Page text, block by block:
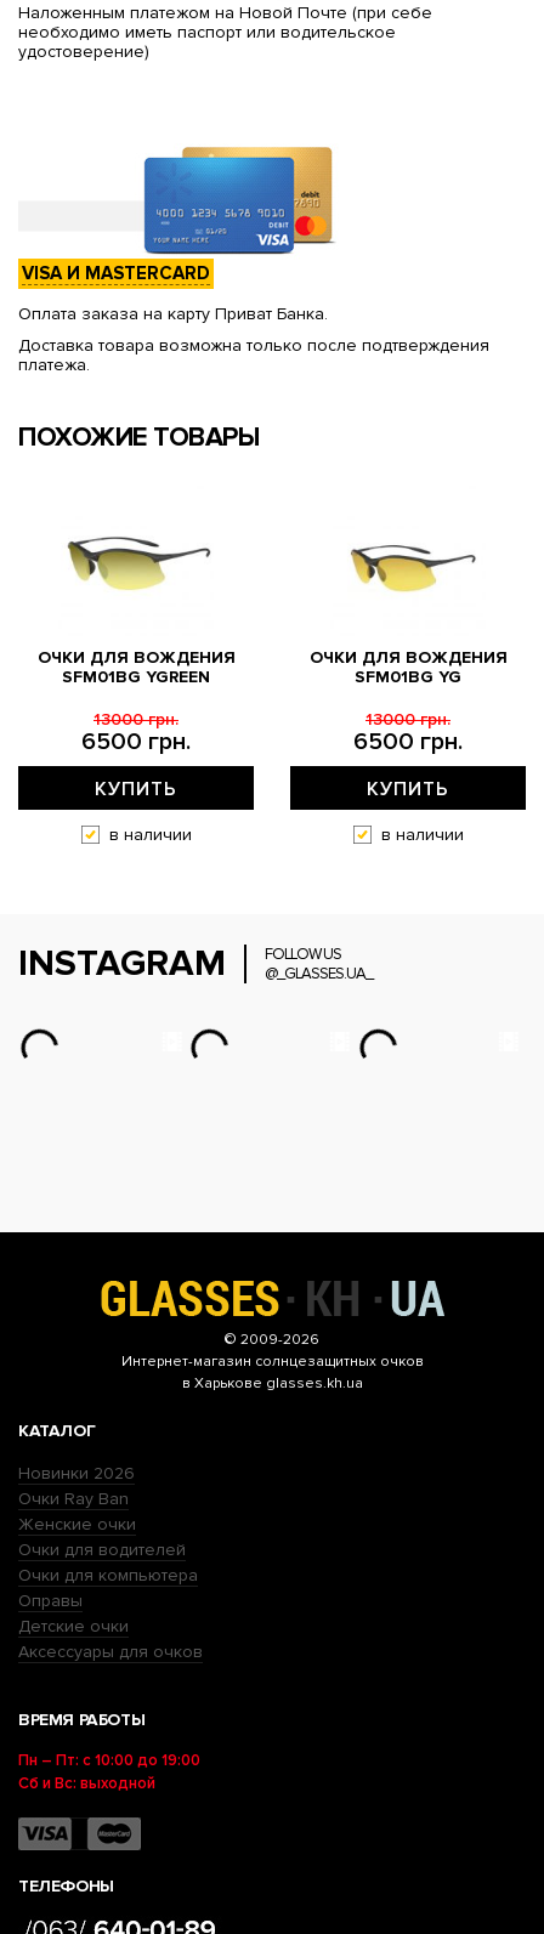
Наложенным платежом на Новой Почте (при себе
необходимо иметь паспорт или водительское
удостоверение)
VISA И MASTERCARD
Оплата заказа на карту Приват Банка.
Доставка товара возможна только после подтверждения
платежа.
ПОХОЖИЕ ТОВАРЫ
ОЧКИ ДЛЯ ВОЖДЕНИЯ
SFM01BG YGREEN
6500 грн.
13000 грн.
КУПИТЬ
в наличии
ОЧКИ ДЛЯ ВОЖДЕНИЯ
SFM01BG YG
6500 грн.
13000 грн.
КУПИТЬ
в наличии
INSTAGRAM
FOLLOW US
@_GLASSES.UA_
© 2009-2026
Интернет-магазин солнцезащитных очков
в Харькове glasses.kh.ua
КАТАЛОГ
Новинки 2026
Очки Ray Ban
Женские очки
Очки для водителей
Очки для компьютера
Оправы
Детские очки
Аксессуары для очков
ВРЕМЯ РАБОТЫ
Пн – Пт: с 10:00 до 19:00
Сб и Вс: выходной
ТЕЛЕФОНЫ